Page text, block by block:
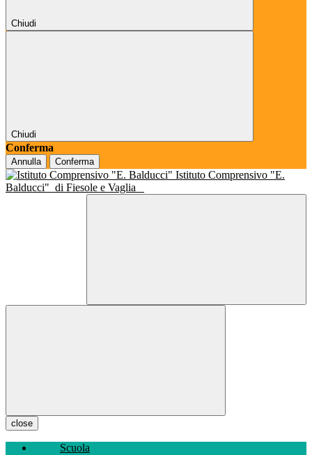
Chiudi
Chiudi
Conferma
Annulla Conferma
Istituto Comprensivo "E.
Balducci" di Fiesole e Vaglia
close
Scuola